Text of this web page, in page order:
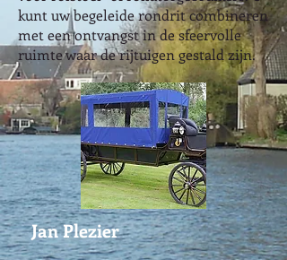
kunt uw begeleide rondrit combineren
met een ontvangst in de sfeervolle
ruimte waar de rijtuigen gestald zijn.
Jan Plezier